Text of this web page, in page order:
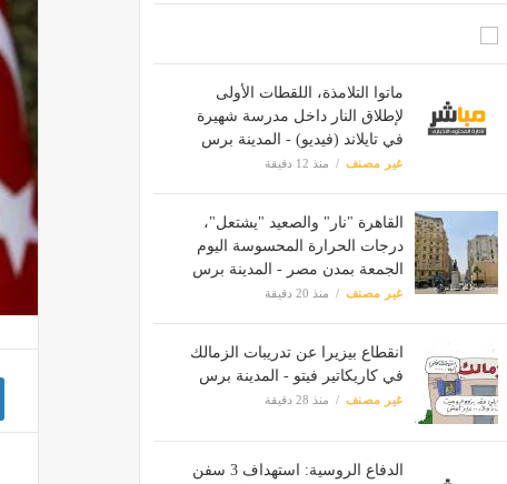
ماتوا التلامذة، اللقطات الأولى
لإطلاق النار داخل مدرسة شهيرة
في تايلاند (فيديو) - المدينة برس
غير مصنف منذ 12 دقيقة
القاهرة "نار" والصعيد "يشتعل"،
درجات الحرارة المحسوسة اليوم
الجمعة بمدن مصر - المدينة برس
غير مصنف منذ 20 دقيقة
انقطاع بيزيرا عن تدريبات الزمالك
في كاريكاتير فيتو - المدينة برس
غير مصنف منذ 28 دقيقة
الدفاع الروسية: استهداف 3 سفن